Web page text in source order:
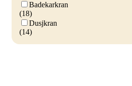
Badekarkran
(18)
Dusjkran
(14)